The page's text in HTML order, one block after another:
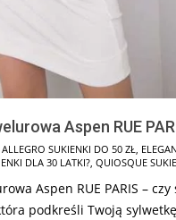
Aspen RUE
ALLEGRO SUKIENKI DO 50 ZŁ,
DLA 30 LATKI?, QUIOSQUE
Aspen RUE PARIS – czy
podkreśli Twoją